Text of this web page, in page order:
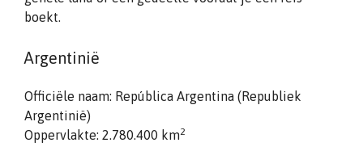
boekt.
Argentinië
Officiële naam: República Argentina (Republiek
Argentinië)
Oppervlakte: 2.780.400 km2